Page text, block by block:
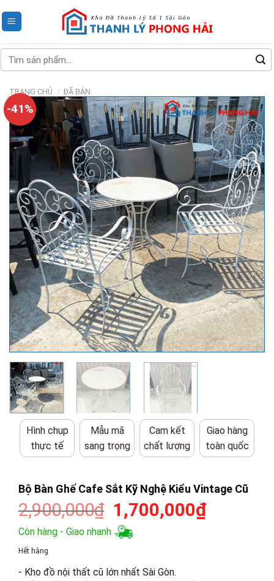
to
Tìm
kiếm:
TRANG CHỦ / ĐÃ BÁN
-41%
Hình chụp
thực tế
Mẫu mã
sang trọng
Cam kết
chất lượng
Giao hàng
toàn quốc
Bộ Bàn Ghế Cafe Sắt Kỹ Nghệ Kiểu Vintage Cũ
2,900,000₫ Giá
gốc
là:
1,700,000₫Giá
Còn hàng - Giao nhanh
Hết hàng
- Kho đồ nội thất cũ lớn nhất Sài Gòn.